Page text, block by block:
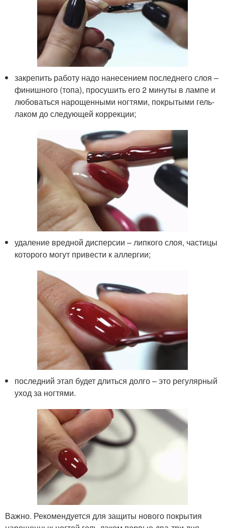
закрепить работу надо нанесением последнего слоя –
финишного (топа), просушить его 2 минуты в лампе и
любоваться нарощенными ногтями, покрытыми гель-
лаком до следующей коррекции;
удаление вредной дисперсии – липкого слоя, частицы
которого могут привести к аллергии;
последний этап будет длиться долго – это регулярный
уход за ногтями.
Важно. Рекомендуется для защиты нового покрытия